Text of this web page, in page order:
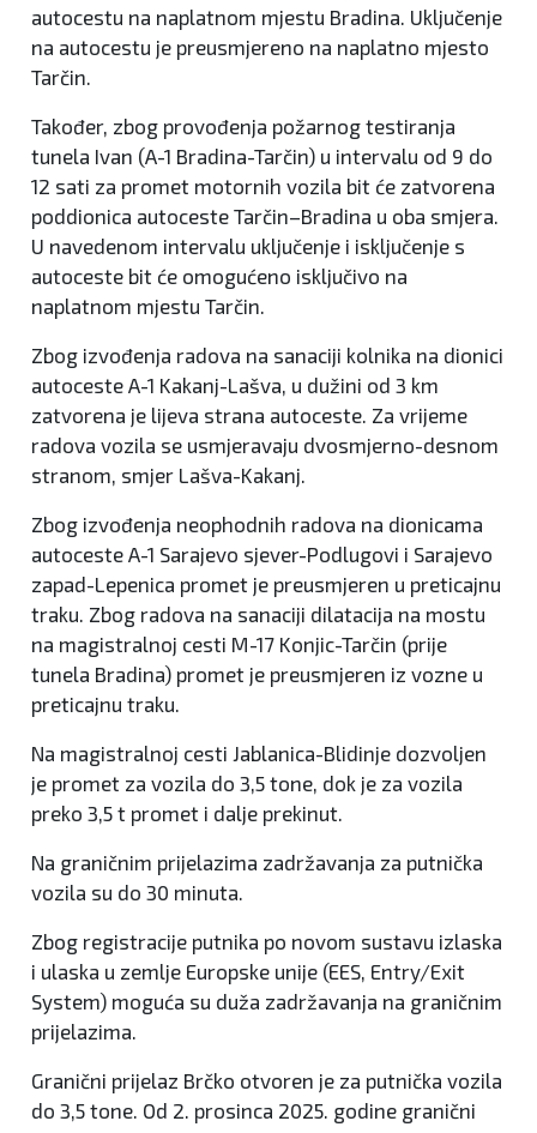
autocestu na naplatnom mjestu Bradina. Uključenje
na autocestu je preusmjereno na naplatno mjesto
Tarčin.
Također, zbog provođenja požarnog testiranja
tunela Ivan (A-1 Bradina-Tarčin) u intervalu od 9 do
12 sati za promet motornih vozila bit će zatvorena
poddionica autoceste Tarčin–Bradina u oba smjera.
U navedenom intervalu uključenje i isključenje s
autoceste bit će omogućeno isključivo na
naplatnom mjestu Tarčin.
Zbog izvođenja radova na sanaciji kolnika na dionici
autoceste A-1 Kakanj-Lašva, u dužini od 3 km
zatvorena je lijeva strana autoceste. Za vrijeme
radova vozila se usmjeravaju dvosmjerno-desnom
stranom, smjer Lašva-Kakanj.
Zbog izvođenja neophodnih radova na dionicama
autoceste A-1 Sarajevo sjever-Podlugovi i Sarajevo
zapad-Lepenica promet je preusmjeren u preticajnu
traku. Zbog radova na sanaciji dilatacija na mostu
na magistralnoj cesti M-17 Konjic-Tarčin (prije
tunela Bradina) promet je preusmjeren iz vozne u
preticajnu traku.
Na magistralnoj cesti Jablanica-Blidinje dozvoljen
je promet za vozila do 3,5 tone, dok je za vozila
preko 3,5 t promet i dalje prekinut.
Na graničnim prijelazima zadržavanja za putnička
vozila su do 30 minuta.
Zbog registracije putnika po novom sustavu izlaska
i ulaska u zemlje Europske unije (EES, Entry/Exit
System) moguća su duža zadržavanja na graničnim
prijelazima.
Granični prijelaz Brčko otvoren je za putnička vozila
do 3,5 tone. Od 2. prosinca 2025. godine granični